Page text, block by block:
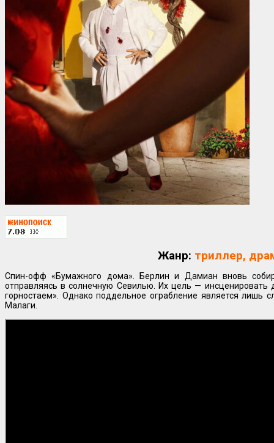
Жанр: триллер,
Cпин-офф «Бумажного дома». Берлин и Дамиан вновь
отправляясь в солнечную Севилью. Их цель —
горностаем». Однако поддельное ограбление является лишь
Малаги.